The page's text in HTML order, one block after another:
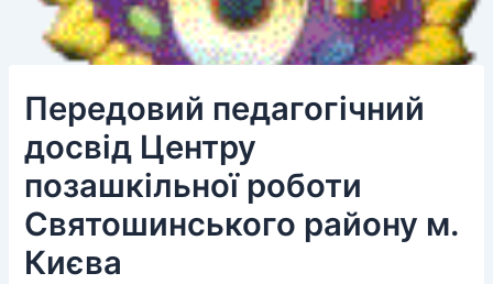
Передовий педагогічний
досвід Центру
позашкільної роботи
Святошинського району м.
Києва